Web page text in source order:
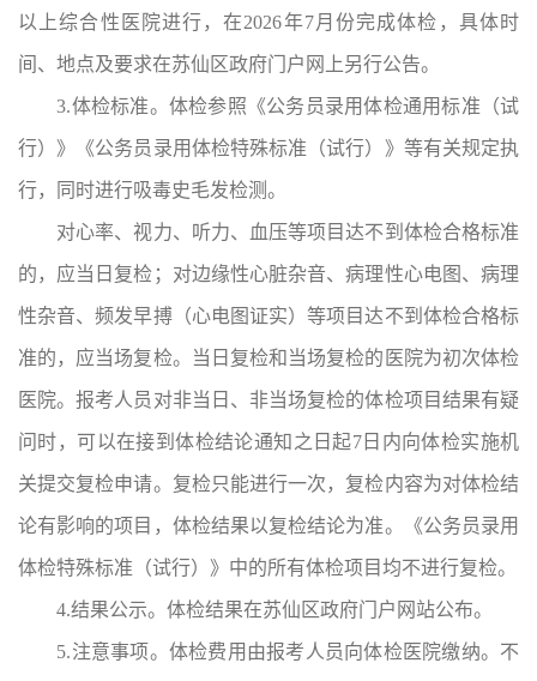
以上综合性医院进行，在2026年7月份完成体检，具体时
间、地点及要求在苏仙区政府门户网上另行公告。
3.体检标准。 体检参照《公务员录用体检通用标准（试
行）》《公务员录用体检特殊标准（试行）》等有关规定执
行，同时进行吸毒史毛发检测。
对心率、视力、听力、血压等项目达不到体检合格标准
的，应当日复检；对边缘性心脏杂音、病理性心电图、病理
性杂音、频发早搏（心电图证实）等项目达不到体检合格标
准的，应当场复检。当日复检和当场复检的医院为初次体检
医院。报考人员对非当日、非当场复检的体检项目结果有疑
问时，可以在接到体检结论通知之日起7日内向体检实施机
关提交复检申请。复检只能进行一次，复检内容为对体检结
论有影响的项目，体检结果以复检结论为准。《公务员录用
体检特殊标准（试行）》中的所有体检项目均不进行复检。
4.结果公示。 体检结果在苏仙区政府门户网站公布。
5.注意事项。 体检费用由报考人员向体检医院缴纳。不